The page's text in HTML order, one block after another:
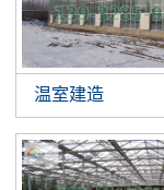
温室建造